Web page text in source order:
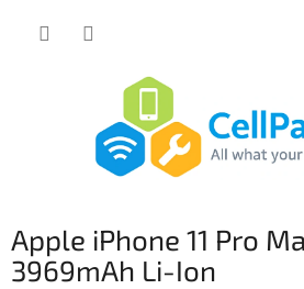
Apple iPhone 11 Pro
3969mAh Li-Ion